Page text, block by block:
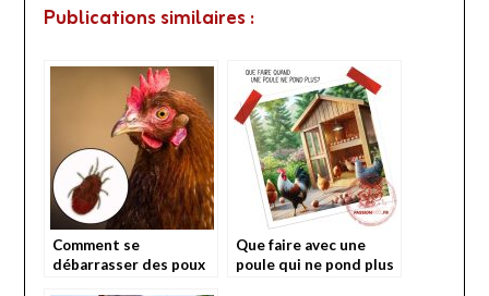
Publications similaires :
Comment se
débarrasser des poux
Que faire avec une
poule qui ne pond plus